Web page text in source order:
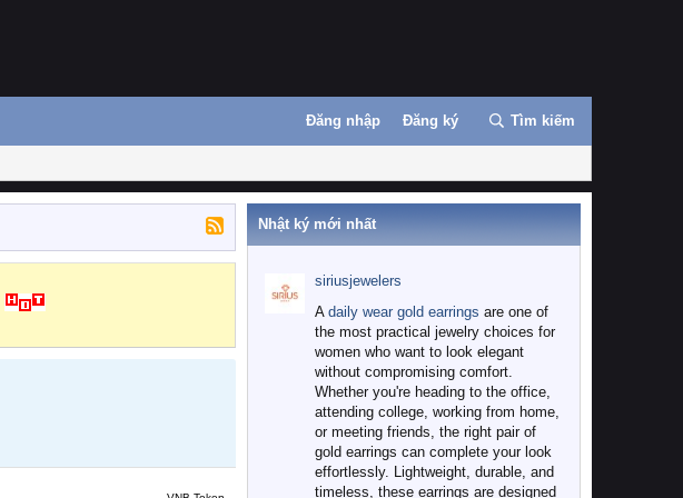
Đăng nhập Đăng ký Tìm kiếm
Nhật ký mới nhất
siriusjewelers
A daily wear gold earrings are one of
the most practical jewelry choices for
women who want to look elegant
without compromising comfort.
Whether you're heading to the office,
attending college, working from home,
or meeting friends, the right pair of
gold earrings can complete your look
effortlessly. Lightweight, durable, and
timeless, these earrings are designed